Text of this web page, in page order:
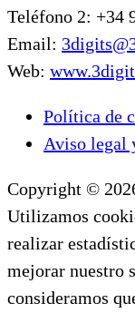
Teléfono 2: +34
Email:
Web:
Política de
Aviso legal
Copyright ©
Utilizamos
realizar
mejorar nuestro
consideramos